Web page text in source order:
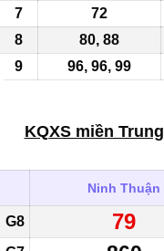
7
72
8
80, 88
9
96, 96, 99
KQXS miền Trung
Ninh Thuận
G8 79